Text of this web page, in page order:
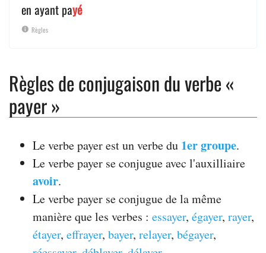
en ayant payé
Règles
Règles de conjugaison du verbe «
payer »
Le verbe payer est un verbe du 1er groupe.
Le verbe payer se conjugue avec l'auxilliaire
avoir.
Le verbe payer se conjugue de la même
manière que les verbes : essayer, égayer, rayer,
étayer, effrayer, bayer, relayer, bégayer,